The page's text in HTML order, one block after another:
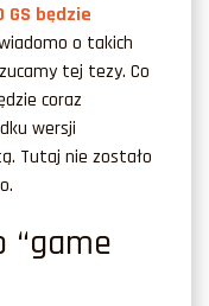
GS będzie
o takich
tej tezy. Co
coraz
wersji
Tutaj nie zostało
“game